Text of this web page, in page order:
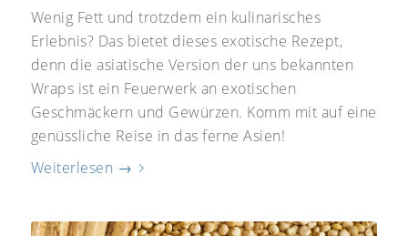
Wenig Fett und trotzdem ein kulinarisches
Erlebnis? Das bietet dieses exotische Rezept,
denn die asiatische Version der uns bekannten
Wraps ist ein Feuerwerk an exotischen
Geschmäckern und Gewürzen. Komm mit auf eine
genüssliche Reise in das ferne Asien!
Weiterlesen →